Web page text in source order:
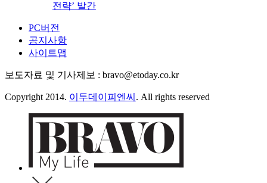
전략’ 발간
PC버전
공지사항
사이트맵
보도자료 및 기사제보 : bravo@etoday.co.kr
Copyright 2014. 이투데이피엔씨 . All rights reserved